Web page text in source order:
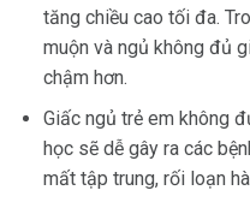
tăng chiều cao tối đa.
muộn và ngủ không đủ
chậm hơn.
Giấc ngủ trẻ em không
học sẽ dễ gây ra các
mất tập trung, rối loạn